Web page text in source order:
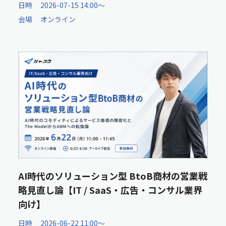
日時
2026-07-15 14:00〜
会場
オンライン
AI時代のソリューション型 BtoB商材の営業戦
略見直し論【IT / SaaS・広告・コンサル業界
向け】
日時
2026-06-22 11:00〜